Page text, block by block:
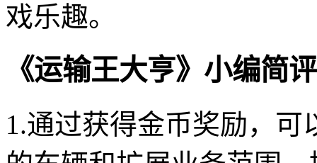
戏乐趣。
《运输王大亨》小编简
1.通过获得金币奖励，